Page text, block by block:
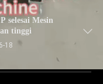
selesai Mesin
tinggi
18